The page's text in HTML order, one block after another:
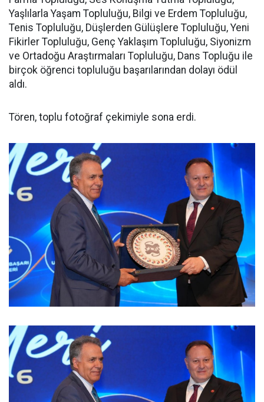
Yaşlılarla Yaşam Topluluğu, Bilgi ve Erdem Topluluğu,
Tenis Topluluğu, Düşlerden Gülüşlere Topluluğu, Yeni
Fikirler Topluluğu, Genç Yaklaşım Topluluğu, Siyonizm
ve Ortadoğu Araştırmaları Topluluğu, Dans Topluğu ile
birçok öğrenci topluluğu başarılarından dolayı ödül
aldı.
Tören, toplu fotoğraf çekimiyle sona erdi.